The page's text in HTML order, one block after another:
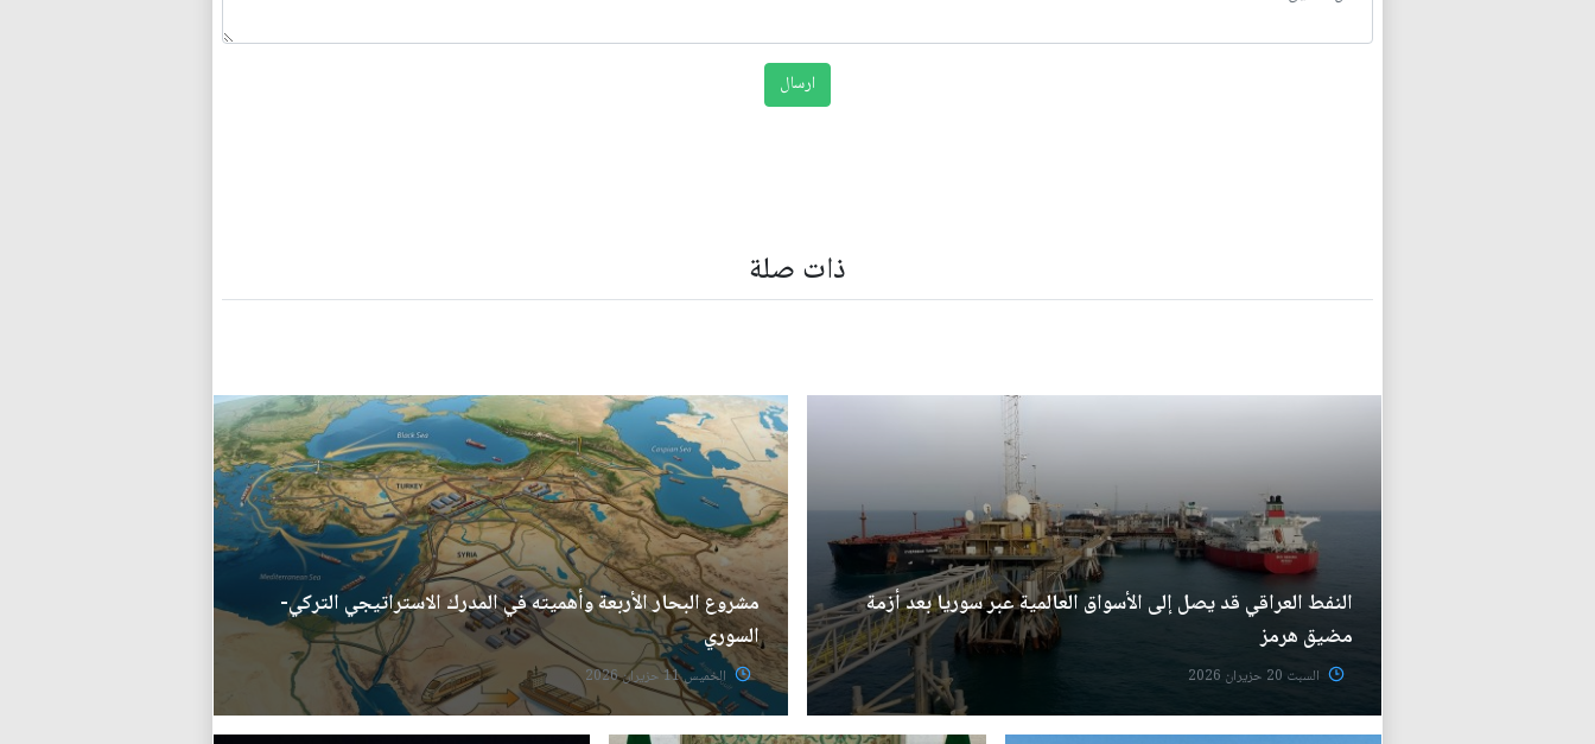
ذات صلة
النفط العراقي قد يصل إلى الأسواق العالمية عبر سوريا بعد أزمة
مضيق هرمز
السبت 20 حزيران 2026
مشروع البحار الأربعة وأهميته في المدرك الاستراتيجي التركي-
السوري
الخميس 11 حزيران 2026